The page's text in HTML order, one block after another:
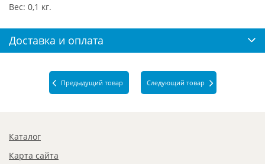
Вес: 0,1 кг.
Доставка и оплата
Предыдущий товар Следующий товар
Каталог
Карта сайта